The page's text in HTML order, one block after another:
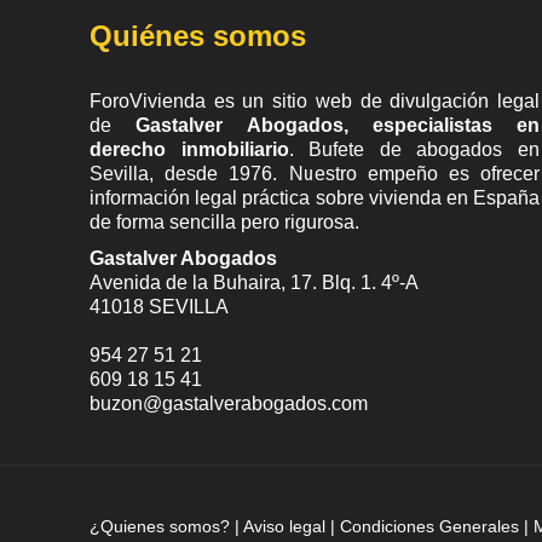
Quiénes somos
ForoVivienda es un sitio web de divulgación legal
deGastalver Abogados, especialistas en
derecho inmobiliario. Bufete deabogados en
Sevilla, desde 1976. Nuestro empeño es ofrecer
información legal práctica sobre vivienda en España
de forma sencilla pero rigurosa.
Gastalver Abogados
Avenida de la Buhaira, 17. Blq. 1. 4º-A
41018 SEVILLA
954 27 51 21
609 18 15 41
buzon@gastalverabogados.com
¿Quienes somos? | Aviso legal | Condiciones Generales |